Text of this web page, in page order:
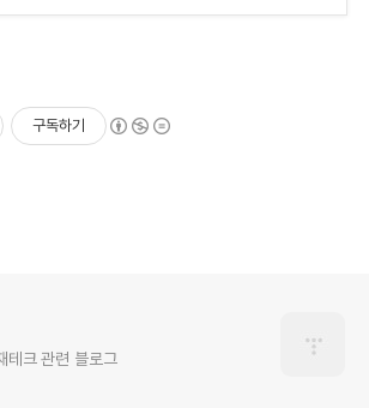
구독하기
테크 관련 블로그